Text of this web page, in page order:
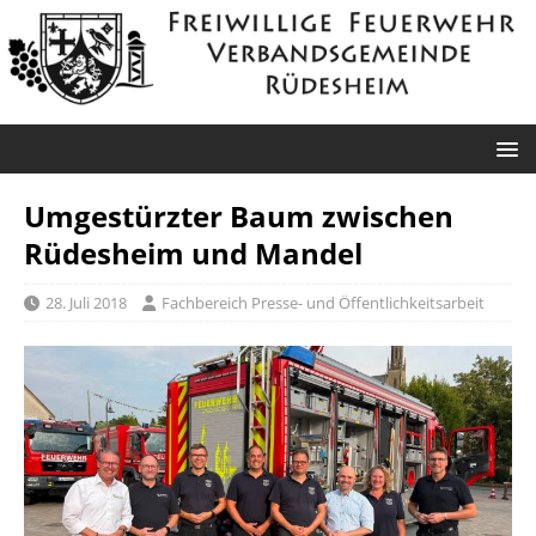
Umgestürzter Baum zwischen
Rüdesheim und Mandel
28. Juli 2018 Fachbereich Presse- und Öffentlichkeitsarbeit